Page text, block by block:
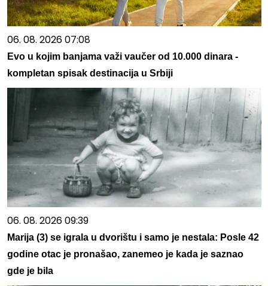
06. 08. 2026 07:08
Evo u kojim banjama važi vaučer od 10.000 dinara -
kompletan spisak destinacija u Srbiji
06. 08. 2026 09:39
Marija (3) se igrala u dvorištu i samo je nestala: Posle 42
godine otac je pronašao, zanemeo je kada je saznao
gde je bila